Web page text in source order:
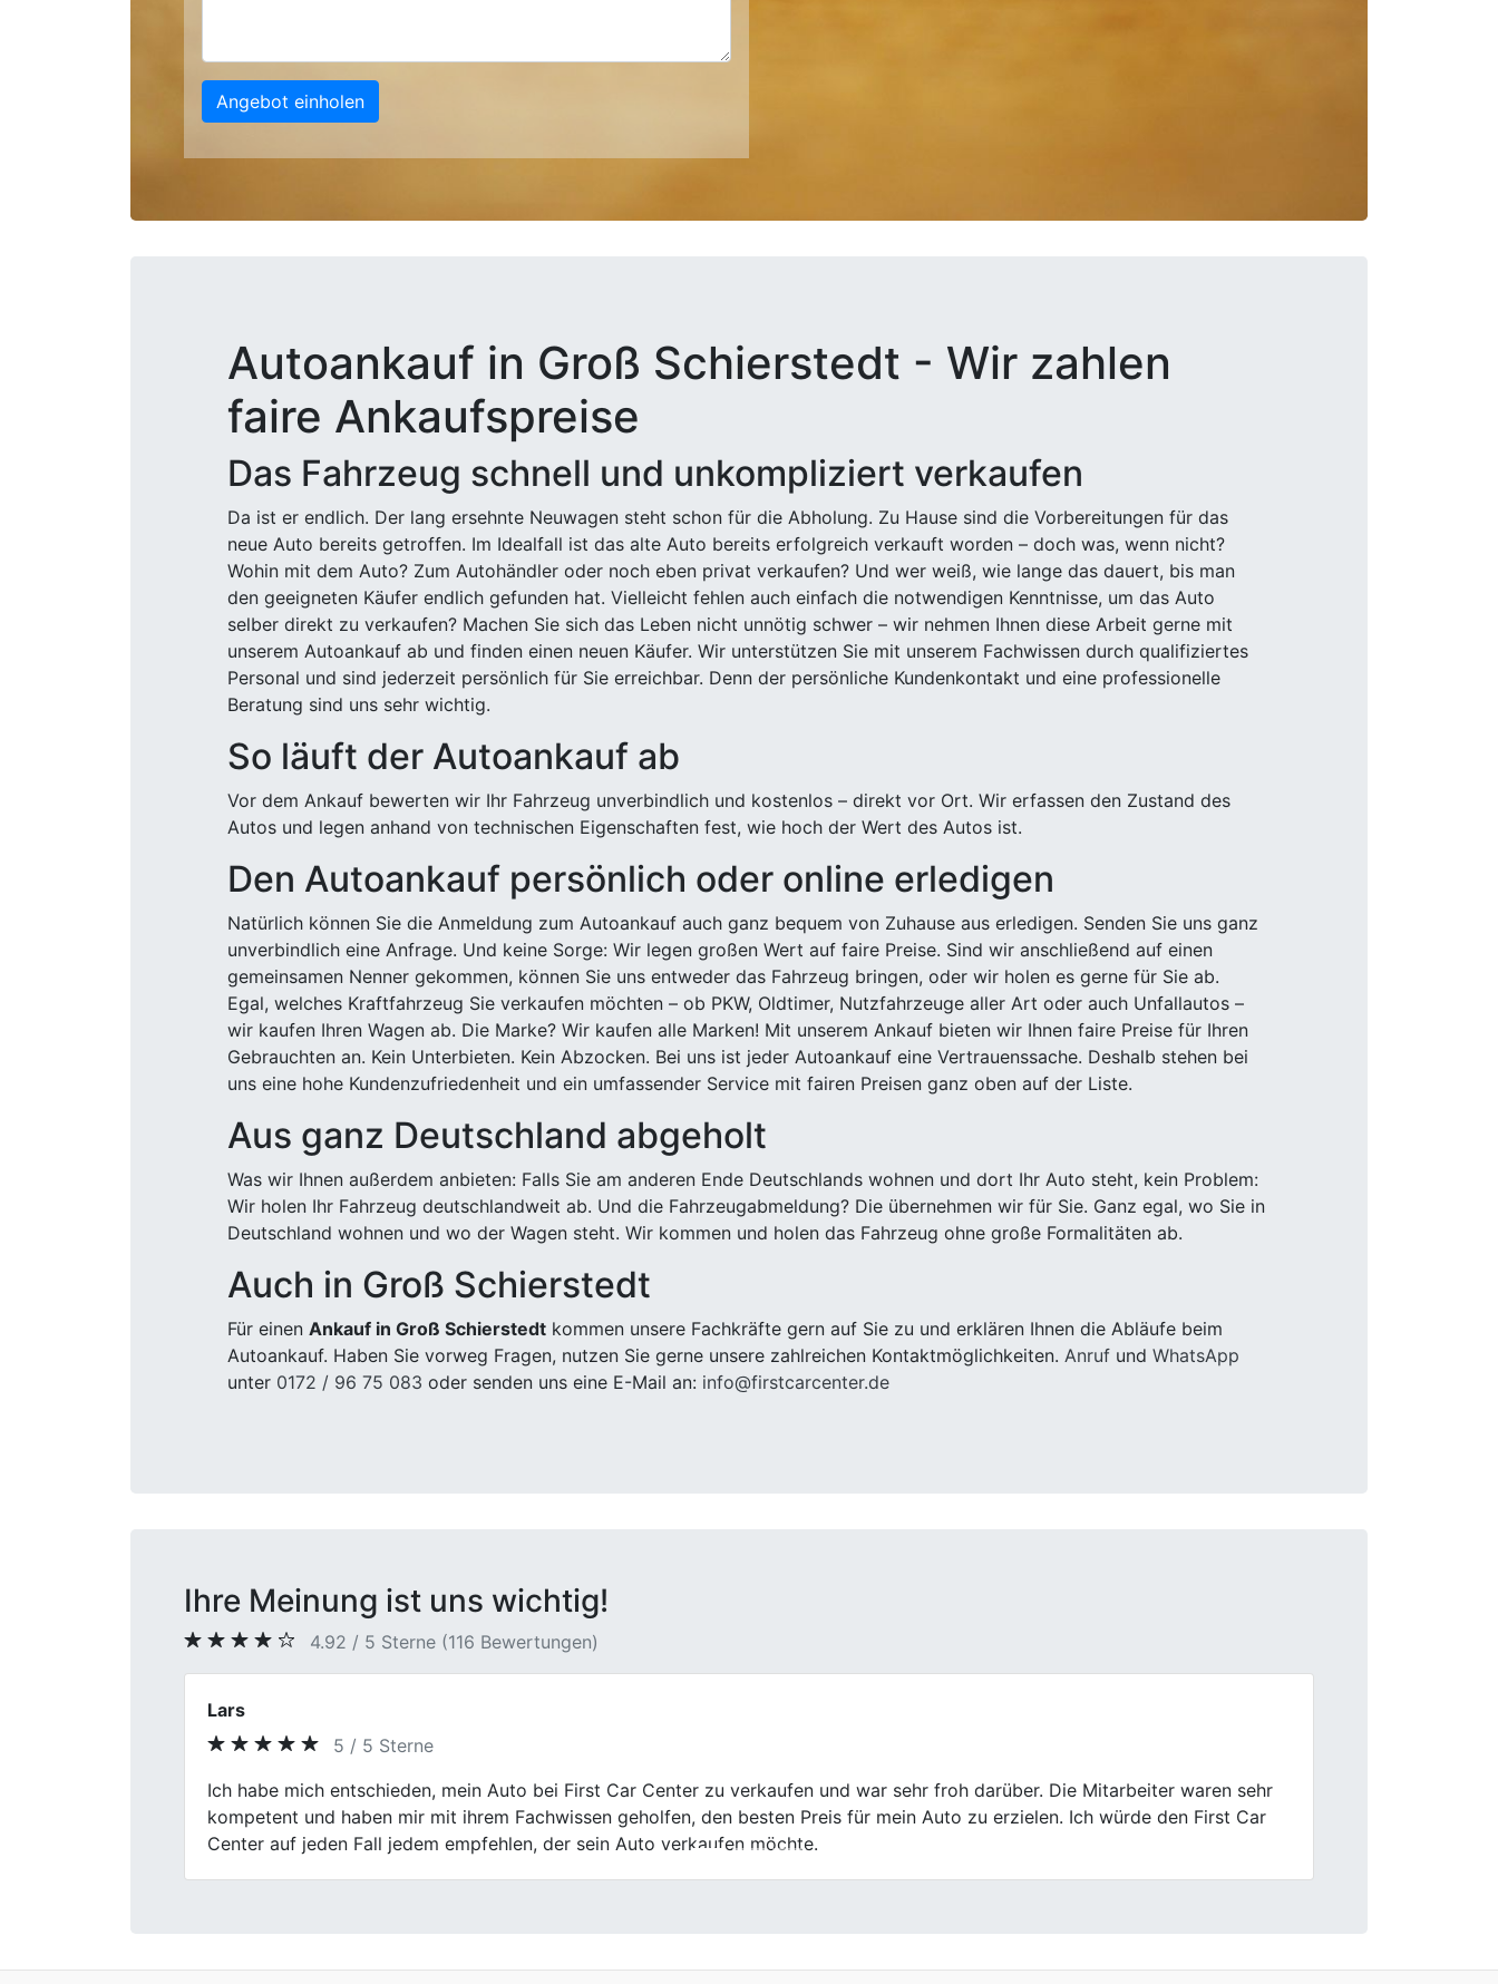
Angebot einholen
Autoankauf in Groß Schierstedt - Wir zahlen
faire Ankaufspreise
Das Fahrzeug schnell und unkompliziert verkaufen
Da ist er endlich. Der lang ersehnte Neuwagen steht schon für die Abholung. Zu Hause sind die Vorbereitungen für das
neue Auto bereits getroffen. Im Idealfall ist das alte Auto bereits erfolgreich verkauft worden – doch was, wenn nicht?
Wohin mit dem Auto? Zum Autohändler oder noch eben privat verkaufen? Und wer weiß, wie lange das dauert, bis man
den geeigneten Käufer endlich gefunden hat. Vielleicht fehlen auch einfach die notwendigen Kenntnisse, um das Auto
selber direkt zu verkaufen? Machen Sie sich das Leben nicht unnötig schwer – wir nehmen Ihnen diese Arbeit gerne mit
unserem Autoankauf ab und finden einen neuen Käufer. Wir unterstützen Sie mit unserem Fachwissen durch qualifiziertes
Personal und sind jederzeit persönlich für Sie erreichbar. Denn der persönliche Kundenkontakt und eine professionelle
Beratung sind uns sehr wichtig.
So läuft der Autoankauf ab
Vor dem Ankauf bewerten wir Ihr Fahrzeug unverbindlich und kostenlos – direkt vor Ort. Wir erfassen den Zustand des
Autos und legen anhand von technischen Eigenschaften fest, wie hoch der Wert des Autos ist.
Den Autoankauf persönlich oder online erledigen
Natürlich können Sie die Anmeldung zum Autoankauf auch ganz bequem von Zuhause aus erledigen. Senden Sie uns ganz
unverbindlich eine Anfrage. Und keine Sorge: Wir legen großen Wert auf faire Preise. Sind wir anschließend auf einen
gemeinsamen Nenner gekommen, können Sie uns entweder das Fahrzeug bringen, oder wir holen es gerne für Sie ab.
Egal, welches Kraftfahrzeug Sie verkaufen möchten – ob PKW, Oldtimer, Nutzfahrzeuge aller Art oder auch Unfallautos –
wir kaufen Ihren Wagen ab. Die Marke? Wir kaufen alle Marken! Mit unserem Ankauf bieten wir Ihnen faire Preise für Ihren
Gebrauchten an. Kein Unterbieten. Kein Abzocken. Bei uns ist jeder Autoankauf eine Vertrauenssache. Deshalb stehen bei
uns eine hohe Kundenzufriedenheit und ein umfassender Service mit fairen Preisen ganz oben auf der Liste.
Aus ganz Deutschland abgeholt
Was wir Ihnen außerdem anbieten: Falls Sie am anderen Ende Deutschlands wohnen und dort Ihr Auto steht, kein Problem:
Wir holen Ihr Fahrzeug deutschlandweit ab. Und die Fahrzeugabmeldung? Die übernehmen wir für Sie. Ganz egal, wo Sie in
Deutschland wohnen und wo der Wagen steht. Wir kommen und holen das Fahrzeug ohne große Formalitäten ab.
Auch in Groß Schierstedt
Für einen Ankauf in Groß Schierstedt kommen unsere Fachkräfte gern auf Sie zu und erklären Ihnen die Abläufe beim
Autoankauf. Haben Sie vorweg Fragen, nutzen Sie gerne unsere zahlreichen Kontaktmöglichkeiten. Anruf und WhatsApp
unter 0172 / 96 75 083 oder senden uns eine E-Mail an: info@firstcarcenter.de
Ihre Meinung ist uns wichtig!
4.92 / 5 Sterne (116 Bewertungen)
Christian K.
5 / 5 Sterne
Top Autoankauf bei First Car Center! Mein altes Auto wurde schnell und fair bewertet. Die Abwicklung war total unkompliziert
und das Team mega freundlich. Kann ich nur empfehlen!